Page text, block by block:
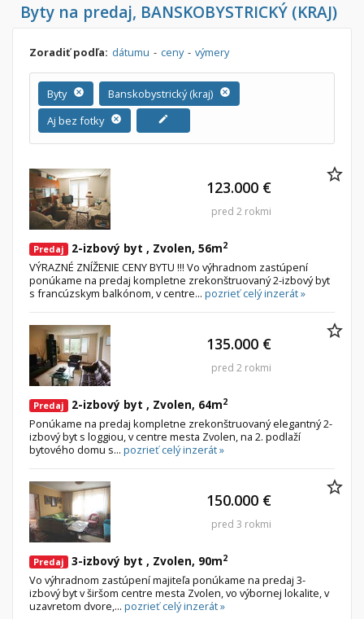
Byty na predaj, BANSKOBYSTRICKÝ (KRAJ)
Zoradiť podľa: dátumu - ceny - výmery
Byty cancel Banskobystrický (kraj) cancel
Aj bez fotky cancel edit
Predaj 2-izbový byt , Zvolen, 56m2
VÝRAZNÉ ZNÍŽENIE CENY BYTU !!! Vo výhradnom zastúpení
ponúkame na predaj kompletne zrekonštruovaný 2-izbový byt
s francúzskym balkónom, v centre... pozrieť celý inzerát »
123.000 €
pred 2 rokmi
Predaj 2-izbový byt , Zvolen, 64m2
Ponúkame na predaj kompletne zrekonštruovaný elegantný 2-
izbový byt s loggiou, v centre mesta Zvolen, na 2. podlaží
bytového domu s... pozrieť celý inzerát »
135.000 €
pred 2 rokmi
Predaj 3-izbový byt , Zvolen, 90m2
Vo výhradnom zastúpení majiteľa ponúkame na predaj 3-
izbový byt v širšom centre mesta Zvolen, vo výbornej lokalite, v
uzavretom dvore,... pozrieť celý inzerát »
150.000 €
pred 3 rokmi